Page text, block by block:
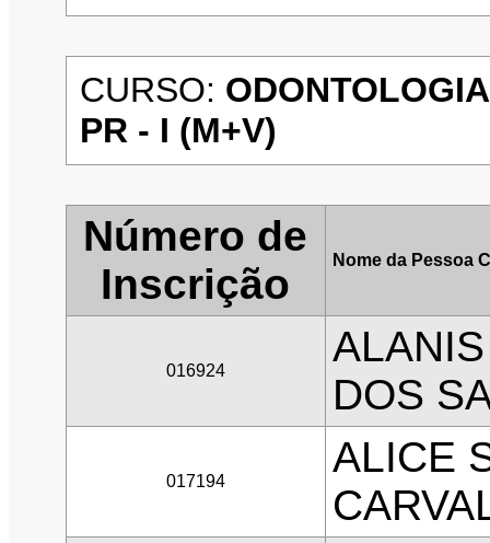
CURSO:
PR - I (M+V)
Número de
Inscrição
Nome da Pessoa
016924
DOS
017194
ALICE